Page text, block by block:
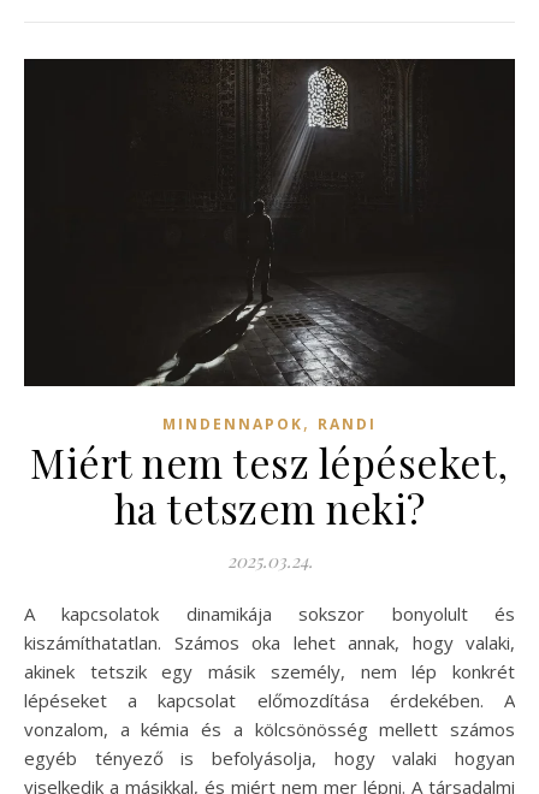
MINDENNAPOK, RANDI
Miért nem tesz lépéseket,
ha tetszem neki?
2025.03.24.
A kapcsolatok dinamikája sokszor bonyolult és
kiszámíthatatlan. Számos oka lehet annak, hogy valaki,
akinek tetszik egy másik személy, nem lép konkrét
lépéseket a kapcsolat előmozdítása érdekében. A
vonzalom, a kémia és a kölcsönösség mellett számos
egyéb tényező is befolyásolja, hogy valaki hogyan
viselkedik a másikkal, és miért nem mer lépni. A társadalmi